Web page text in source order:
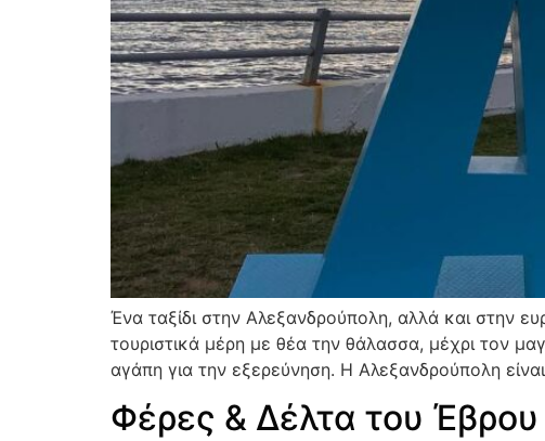
Ένα ταξίδι στην Αλεξανδρούπολη, αλλά και στην
τουριστικά μέρη με θέα την θάλασσα, μέχρι τον
αγάπη για την εξερεύνηση. Η Αλεξανδρούπολη
Φέρες & Δέλτα του